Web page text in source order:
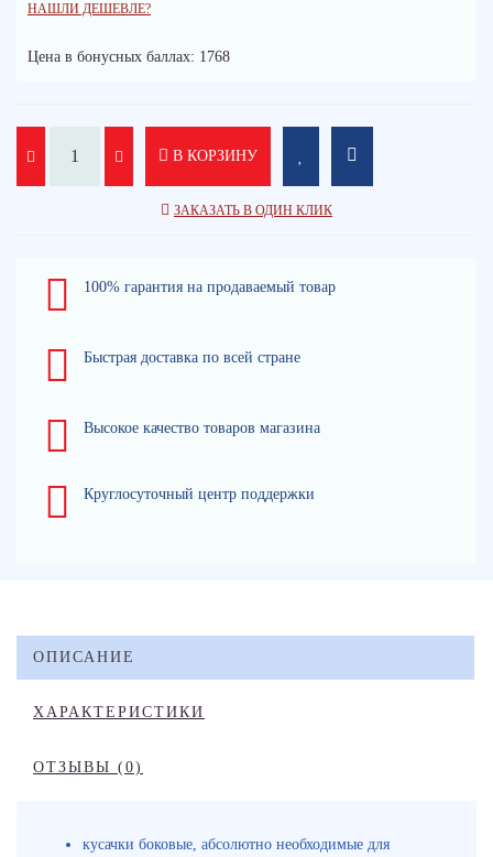
НАШЛИ ДЕШЕВЛЕ?
Цена в бонусных баллах: 1768
В КОРЗИНУ
ЗАКАЗАТЬ В ОДИН КЛИК
100% гарантия на продаваемый товар
Быстрая доставка по всей стране
Высокое качество товаров магазина
Круглосуточный центр поддержки
ОПИСАНИЕ
ХАРАКТЕРИСТИКИ
ОТЗЫВЫ (0)
кусачки боковые, абсолютно необходимые для